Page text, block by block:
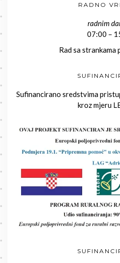
RADNO
radnim
07:00 –
Rad sa strankama
Sufinancirano sredstvima
kroz mjeru